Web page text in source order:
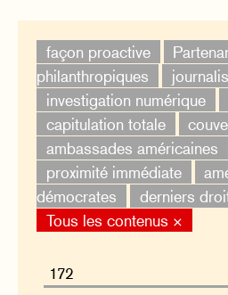
façon proactive
philanthropiques
investigation numérique
capitulation totale
ambassades américaines
proximité immédiate
démocrates
derniers
Tous les contenus ×